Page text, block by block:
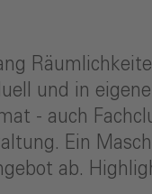
und in
- auch
Ein
ab.